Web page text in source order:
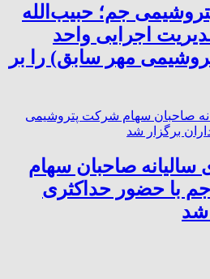
جم؛ حبیب‌الله
اجرایی واحد
مهر سابق) را بر
صاحبان سهام
با حضور حداکثری
شد